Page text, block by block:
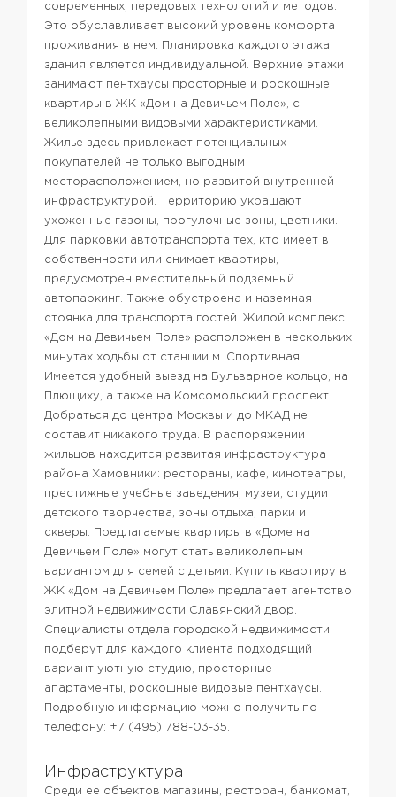
современных, передовых технологий и методов.
Это обуславливает высокий уровень комфорта
проживания в нем. Планировка каждого этажа
здания является индивидуальной. Верхние этажи
занимают пентхаусы просторные и роскошные
квартиры в ЖК «Дом на Девичьем Поле», с
великолепными видовыми характеристиками.
Жилье здесь привлекает потенциальных
покупателей не только выгодным
месторасположением, но развитой внутренней
инфраструктурой.
Территорию украшают
ухоженные газоны, прогулочные зоны, цветники.
Для парковки автотранспорта тех, кто имеет в
собственности или снимает квартиры,
предусмотрен вместительный подземный
автопаркинг. Также обустроена и наземная
стоянка для транспорта гостей.
Жилой комплекс
«Дом на Девичьем Поле» расположен в нескольких
минутах ходьбы от станции м. Спортивная.
Имеется удобный выезд на Бульварное кольцо, на
Плющиху, а также на Комсомольский проспект.
Добраться до центра Москвы и до МКАД не
составит никакого труда.
В распоряжении
жильцов находится развитая инфраструктура
района Хамовники: рестораны, кафе, кинотеатры,
престижные учебные заведения, музеи, студии
детского творчества, зоны отдыха, парки и
скверы.
Предлагаемые квартиры в «Доме на
Девичьем Поле» могут стать великолепным
вариантом для семей с детьми.
Купить квартиру в
ЖК «Дом на Девичьем Поле» предлагает агентство
элитной недвижимости Славянский двор.
Специалисты отдела городской недвижимости
подберут для каждого клиента подходящий
вариант уютную студию, просторные
апартаменты, роскошные видовые пентхаусы.
Подробную информацию можно получить по
телефону: +7 (495) 788-03-35.
Инфраструктура
Среди ее объектов магазины, ресторан, банкомат,